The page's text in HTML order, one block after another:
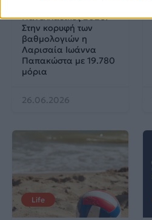
Πανελλαδικές 2026:
Στην κορυφή των
βαθμολογιών η
Λαρισαία Ιωάννα
Παπακώστα με 19.780
μόρια
26.06.2026
Life